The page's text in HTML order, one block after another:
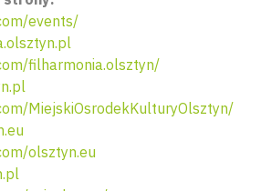
events/
filharmonia.olsztyn/
MiejskiOsrodekKulturyOlsztyn/
olsztyn.eu